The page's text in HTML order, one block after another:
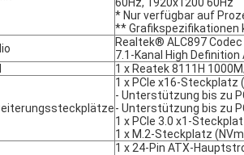
* Nur verfügbar auf
** Grafikspezifikationen
Realtek® ALC897 Codec
7.1-Kanal High Definition
1 x Reatek 8111H
1 x PCIe x16-Steckplatz
- Unterstützung bis zu
- Unterstützung bis zu
1 x PCIe 3.0 x1-
1 x M.2-Steckplatz
1 x 24-Pin ATX-